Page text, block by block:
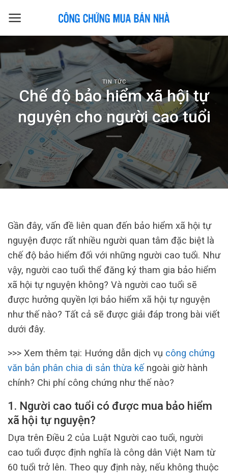
TIN TỨC
Chế độ bảo hiểm xã hội tự
nguyện cho người cao tuổi
Gần đây, vấn đề liên quan đến bảo hiểm xã hội tự
nguyện được rất nhiều người quan tâm đặc biệt là
chế độ bảo hiểm đối với những người cao tuổi. Như
vậy, người cao tuổi thể đăng ký tham gia bảo hiểm
xã hội tự nguyện không? Và người cao tuổi sẽ
được hưởng quyền lợi bảo hiểm xã hội tự nguyện
như thế nào? Tất cả sẽ được giải đáp trong bài viết
dưới đây.
>>> Xem thêm tại: Hướng dẫn dịch vụ công chứng
văn bản phân chia di sản thừa kế ngoài giờ hành
chính? Chi phí công chứng như thế nào?
1. Người cao tuổi có được mua bảo hiểm
xã hội tự nguyện?
Dựa trên Điều 2 của Luật Người cao tuổi, người
cao tuổi được định nghĩa là công dân Việt Nam từ
60 tuổi trở lên. Theo quy định này, nếu không thuộc